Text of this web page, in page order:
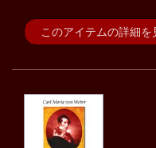
このアイテムの詳細を